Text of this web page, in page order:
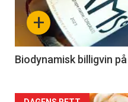
nå
4
+
Biodynamisk billigvin